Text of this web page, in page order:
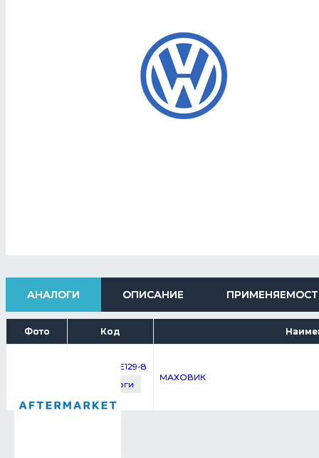
АНАЛОГИ ОПИСАНИЕ
Фото Код
0AMFLWHE129-8
см. аналоги
МАХОВИК